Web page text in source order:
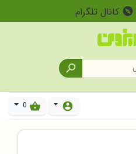
explore کانال تلگرام

account_circle
shopping_basket
0